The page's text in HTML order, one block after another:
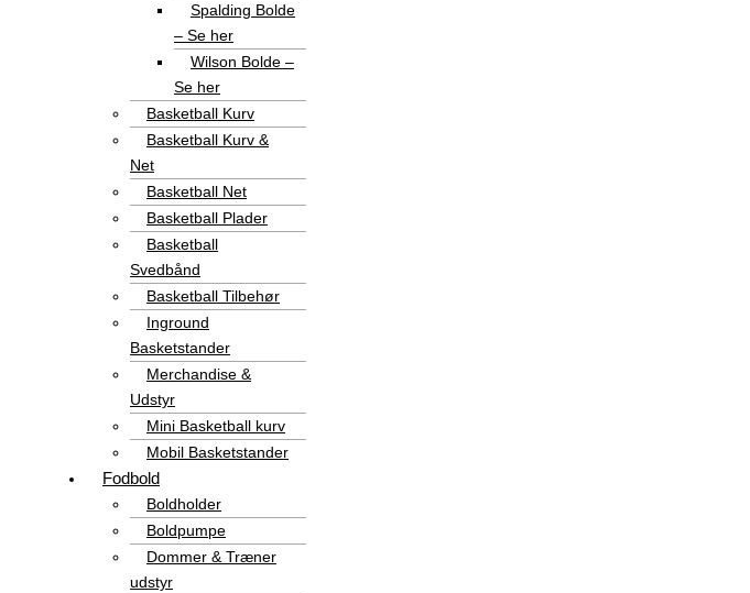
Spalding Bolde
– Se her
Wilson Bolde –
Se her
Basketball Kurv
Basketball Kurv &
Net
Basketball Net
Basketball Plader
Basketball
Svedbånd
Basketball Tilbehør
Inground
Basketstander
Merchandise &
Udstyr
Mini Basketball kurv
Mobil Basketstander
Fodbold
Boldholder
Boldpumpe
Dommer & Træner
udstyr